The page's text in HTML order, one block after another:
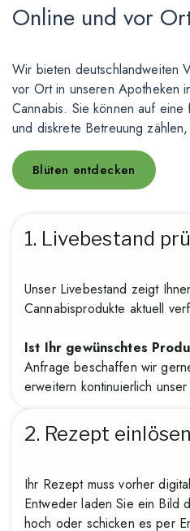
Online und vor
Wir bieten deutschlandweiten
vor Ort in unseren Apotheken
Cannabis. Sie können auf
und diskrete Betreuung
Blüten entdecken
1. Livebestand
Unser Livebestand zeigt
Cannabisprodukte aktuell
Ist Ihr gewünschtes
Anfrage beschaffen wir
erweitern kontinuierlich
2. Rezept einlösen
Ihr Rezept muss vorher
Entweder laden Sie ein Bild
hoch oder schicken es per